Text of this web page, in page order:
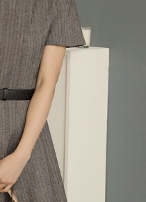
費。
（以下簡稱本公司）所提供，讓
務，並由商店將買賣／分期付款
司帳單繳交帳款。
約關係目的，商店將以您的個人
大哥大進項蒐集、處理及利用，
確認、核對及更正。
https://oppay.tw/userRule
訊。
訊中的連結，可透過四大超商／
視為交易完成。
，但若您需要取消訂單，請聯絡
仍視為有效，需透過AFTEE先享
之結帳頁面顯示為準，若有關於
疑問，請聯繫「AFTEE先享後付
support/home
AFTEE先享後付」服務完成之交
，並將交易相關給付款項請求債
網址：
費
費
運費